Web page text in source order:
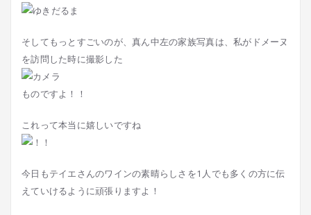
そしてもっとすごいのが、真ん中左の家族写真は、私がドメーヌ
を訪問した時に撮影した
ものですよ！！
これって本当に嬉しいですね
今日もテイエさんのワインの素晴らしさを1人でも多くの方に伝
えていけるように頑張りますよ！